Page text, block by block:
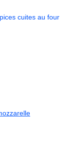
cuites au four